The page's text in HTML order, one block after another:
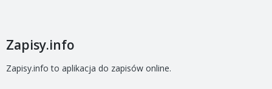
Zapisy.info
Zapisy.info to aplikacja do zapisów online.